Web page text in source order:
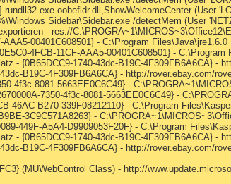
oobefldr.dll,ShowWelcomeCenter (User
Sidebar\Sidebar.exe /detectMem (User
- res://
00401C608501} - C:\Program
4FCB-11CF-AAA5-00401C608501} - C:\Program
- {0B65DCC9-1740-43dc-B19C-4F309FB6A6CA} -
B19C-4F309FB6A6CA} - http://rover.ebay.com/
4f3c-8081-5663EE0C6C49} -
7350-4f3c-8081-5663EE0C6C49} -
46AC-B270-339F08212110} - C:\Program
3C9C571A8263} -
449F-A5A4-D9909053F20F} - C:\Program
- {0B65DCC9-1740-43dc-B19C-4F309FB6A6CA} -
B19C-4F309FB6A6CA} - http://rover.ebay.com/
(MUWebControl Class) - http://